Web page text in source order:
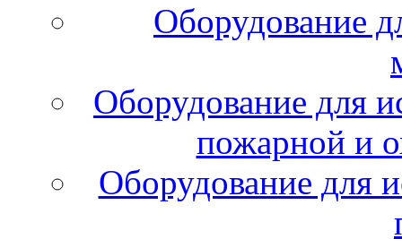
Оборудование
Оборудование для
пожарной и
Оборудование для